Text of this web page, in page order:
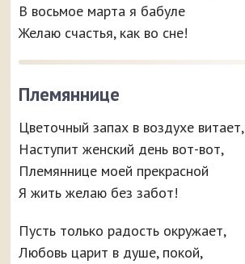
В восьмое марта я бабуле
Желаю счастья, как во сне!
Племяннице
Цветочный запах в воздухе витает,
Наступит женский день вот-вот,
Племяннице моей прекрасной
Я жить желаю без забот!
Пусть только радость окружает,
Любовь царит в душе, покой,